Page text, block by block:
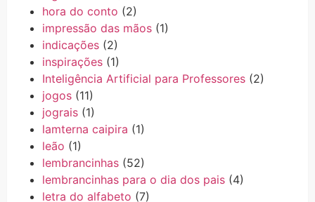
hora do conto (2)
impressão das mãos (1)
indicações (2)
inspirações (1)
Inteligência Artificial para Professores (2)
jogos (11)
jograis (1)
lamterna caipira (1)
leão (1)
lembrancinhas (52)
lembrancinhas para o dia dos pais (4)
letra do alfabeto (7)